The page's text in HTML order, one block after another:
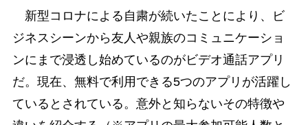
新型コロナによる自粛が続いたことにより、ビ
ジネスシーンから友人や親族のコミュニケーショ
ンにまで浸透し始めているのがビデオ通話アプリ
だ。現在、無料で利用できる5つのアプリが活躍し
ているとされている。意外と知らないその特徴や